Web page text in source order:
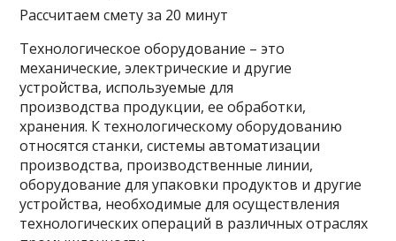
Рассчитаем смету за 20 минут
Технологическое оборудование – это
механические, электрические и другие
устройства, используемые для
производства продукции, ее обработки,
хранения. К технологическому оборудованию
относятся станки, системы автоматизации
производства, производственные линии,
оборудование для упаковки продуктов и другие
устройства, необходимые для осуществления
технологических операций в различных отраслях